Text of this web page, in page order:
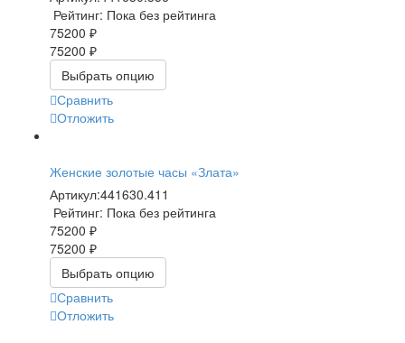
Рейтинг: Пока без рейтинга
75200 ₽
75200 ₽
Выбрать опцию
Сравнить
Отложить
Женские золотые часы «Злата»
Артикул:441630.411
Рейтинг: Пока без рейтинга
75200 ₽
75200 ₽
Выбрать опцию
Сравнить
Отложить